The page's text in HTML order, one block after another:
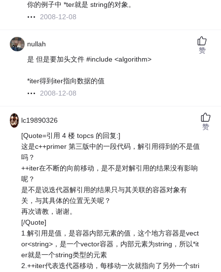
你的例子中 *ter就是 string的对象。
2008-12-08
nullah
是 但是要加头文件 #include <algorithm>
*iter得到iter指向数据的值
2008-12-08
赞
lc19890326
[Quote=引用 4 楼 topcs 的回复:]
这是c++primer 第三版中的一段代码，解引用得到的不是值
吗？
++iter在不断的向前移动，是不是对解引用的结果没有影响
呢？
是不是说迭代器解引用的结果只与其关联的容器对象有
关，与其具体的位置无关呢？
再次请教，谢谢。
[/Quote]
1.解引用是值，是容器内部元素的值，这个地方容器是vect
or<string>，是一个vector容器，内部元素为string，所以*it
er就是一个string类型的元素
2.++iter代表迭代器移动，每移动一次就指向了另外一个stri
赞